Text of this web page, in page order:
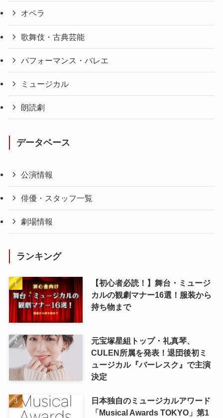
オペラ
歌舞伎・古典芸能
パフォーマンス・バレエ
ミュージカル
朗読劇
データベース
公演情報
俳優・スタッフ一覧
劇場情報
ランキング
【初心者必読！】舞台・ミュージ
カルの観劇マナー16選！服装から
持ち物まで
元宝塚星組トップ・礼真琴、
CULEN所属を発表！退団後初ミ
ュージカル『バーレスク』で主演
決定
日本独自のミュージカルアワード
「Musical Awards TOKYO」第1